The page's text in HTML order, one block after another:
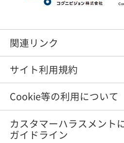
関連リンク
サイト利用規約
Cookie等の利用について
カスタマーハラスメント
ガイドライン